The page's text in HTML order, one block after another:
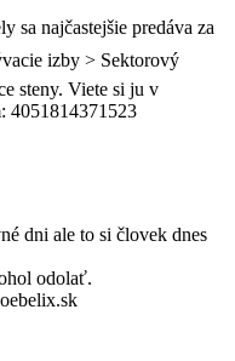
sa najčastejšie predáva za
izby > Sektorový
steny. Viete si ju v
4051814371523
dni ale to si človek dnes
odolať.